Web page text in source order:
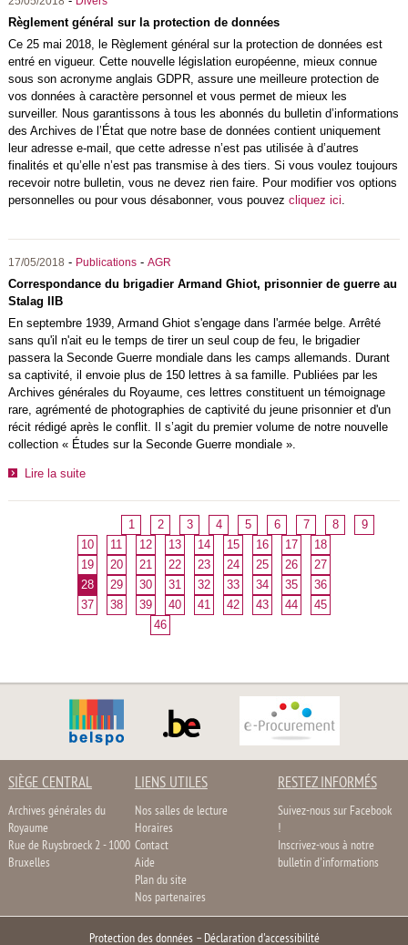
Règlement général sur la protection de données
Ce 25 mai 2018, le Règlement général sur la protection de données est
entré en vigueur. Cette nouvelle législation européenne, mieux connue
sous son acronyme anglais GDPR, assure une meilleure protection de
vos données à caractère personnel et vous permet de mieux les
surveiller. Nous garantissons à tous les abonnés du bulletin d’informations
des Archives de l’État que notre base de données contient uniquement
leur adresse e-mail, que cette adresse n’est pas utilisée à d’autres
finalités et qu’elle n’est pas transmise à des tiers. Si vous voulez toujours
recevoir notre bulletin, vous ne devez rien faire. Pour modifier vos options
personnelles ou pour vous désabonner, vous pouvez cliquez ici
17/05/2018 - Publications- AGR
Correspondance du brigadier Armand Ghiot, prisonnier de guerre au
Stalag IIB
En septembre 1939, Armand Ghiot s'engage dans l'armée belge. Arrêté
sans qu'il n'ait eu le temps de tirer un seul coup de feu, le brigadier
passera la Seconde Guerre mondiale dans les camps allemands. Durant
sa captivité, il envoie plus de 150 lettres à sa famille. Publiées par les
Archives générales du Royaume, ces lettres constituent un témoignage
rare, agrémenté de photographies de captivité du jeune prisonnier et d'un
récit rédigé après le conflit. Il s’agit du premier volume de notre nouvelle
collection « Études sur la Seconde Guerre mondiale ».
Lire la suite
1 2 3 4 5 6 7 8
9
10
11 12 13 14 15 16 17
18
19
20 21 22 23 24 25 26
27
28
29 30 31 32 33 34 35
36
37
38 39 40 41 42 43 44
45
46
SIÈGE CENTRAL
Archives générales du
Royaume
Rue de Ruysbroeck 2 - 1000
Bruxelles
LIENS UTILES
Nos salles de lecture
Horaires
Contact
Aide
Plan du site
Nos partenaires
RESTEZ INFORMÉS
Suivez-nous sur Facebook
!
Inscrivez-vous à notre
bulletin d'informations
Protection des données– Déclaration d'accessibilité